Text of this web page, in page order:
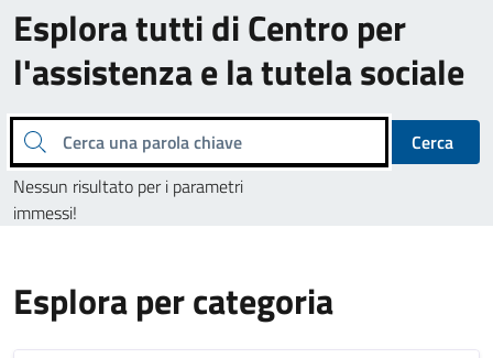
Esplora tutti di Centro per
l'assistenza e la tutela sociale
Cerca una parola chiave
Cerca
Nessun risultato per i parametri
immessi!
Esplora per categoria